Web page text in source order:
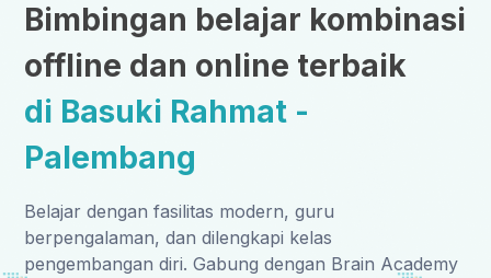
Bimbingan belajar kombinasi
offline dan online terbaik
di Basuki Rahmat -
Palembang
Belajar dengan fasilitas modern, guru
berpengalaman, dan dilengkapi kelas
pengembangan diri. Gabung dengan Brain Academy